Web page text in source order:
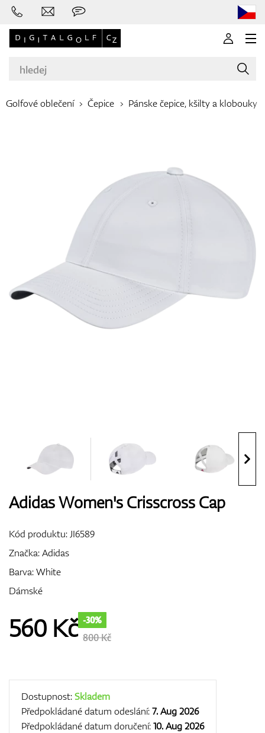
Golfové hole
Golfové oblečení Čepice Pánske čepice, kšilty a klobouky
Adidas Women's Crisscross Cap
Kód produktu:JI6589
Značka:Adidas
Barva: White
Dámské
560 Kč -30%
800 Kč
Dostupnost:Skladem
Předpokládané datum odeslání:7. Aug 2026
Předpokládané datum doručení:10. Aug 2026